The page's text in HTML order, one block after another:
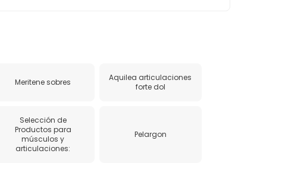
Meritene sobres
Aquilea articulaciones
forte dol
Selección de
Productos para
músculos y
articulaciones:
Pelargon